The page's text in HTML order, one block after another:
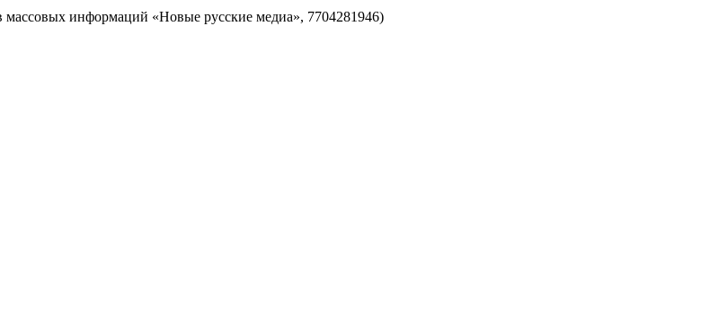
информаций «Новые русские медиа», 7704281946)